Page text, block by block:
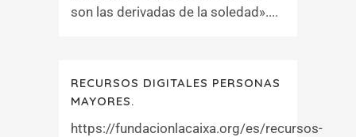
son las derivadas de la soledad»....
RECURSOS DIGITALES PERSONAS
MAYORES.
https://fundacionlacaixa.org/es/recursos-